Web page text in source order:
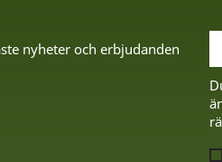
nyheter och erbjudanden